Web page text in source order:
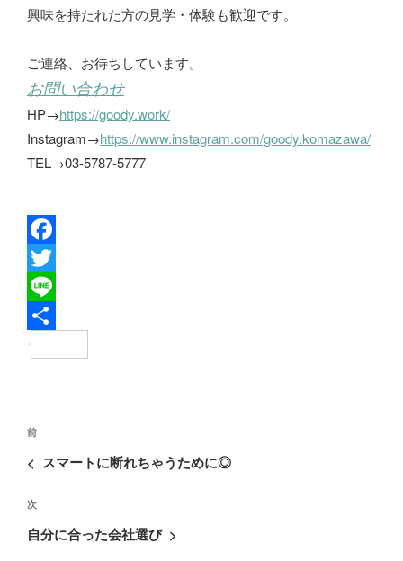
興味を持たれた方の見学・体験も歓迎です。
ご連絡、お待ちしています。
お問い合わせ
HP→https://goody.work/
Instagram→https://www.instagram.com/goody.komazawa/
TEL→03-5787-5777
F
a
c
e
o
k
T
w
i
e
r
L
i
投
稿
ナ
ビ
ゲ
ー
過
去
投
稿
前
< スマートに断れちゃうために◎
次
の
次
自分に合った会社選び >